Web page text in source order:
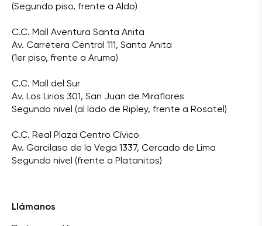
(Segundo piso, frente a Aldo)
C.C. Mall Aventura Santa Anita
Av. Carretera Central 111, Santa Anita
(1er piso, frente a Aruma)
C.C. Mall del Sur
Av. Los Lirios 301, San Juan de Miraflores
Segundo nivel (al lado de Ripley, frente a Rosatel)
C.C. Real Plaza Centro Cívico
Av. Garcilaso de la Vega 1337, Cercado de Lima
Segundo nivel (frente a Platanitos)
Llámanos